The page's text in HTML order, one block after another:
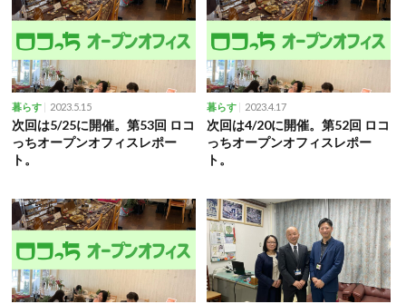
暮らす 2023.5.15
次回は5/25に開催。第53回 ロコ
っちオープンオフィスレポー
ト。
暮らす 2023.4.17
次回は4/20に開催。第52回 ロコ
っちオープンオフィスレポー
ト。